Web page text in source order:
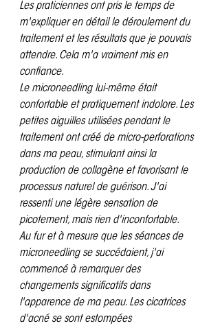
Les praticiennes ont pris le temps de
m'expliquer en détail le déroulement du
traitement et les résultats que je pouvais
attendre. Cela m'a vraiment mis en
confiance.
Le microneedling lui-même était
confortable et pratiquement indolore. Les
petites aiguilles utilisées pendant le
traitement ont créé de micro-perforations
dans ma peau, stimulant ainsi la
production de collagène et favorisant le
processus naturel de guérison. J'ai
ressenti une légère sensation de
picotement, mais rien d'inconfortable.
Au fur et à mesure que les séances de
microneedling se succédaient, j'ai
commencé à remarquer des
changements significatifs dans
l'apparence de ma peau. Les cicatrices
d'acné se sont estompées